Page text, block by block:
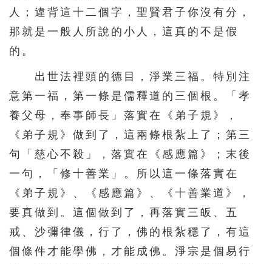
人；違背這十二個字，聖賢君子你沒有分，
那就是一般人所說的小人，這真的不是假
的。
出世法裡頭的德目，淨業三福。特別注
意第一福，第一條是儒釋道的三個根。「孝
養父母，奉事師長」落實在《弟子規》，
《弟子規》做到了，這兩條根紮上了；第三
句「慈心不殺」，落實在《感應篇》；末後
一句，「修十善業」。所以這一條落實在
《弟子規》、《感應篇》、《十善業道》，
要真做到。這個做到了，再落實三皈、五
戒、沙彌律儀，行了，佛的根紮穩了，有這
個條件才能學佛，才能成佛。淨宗是個易行